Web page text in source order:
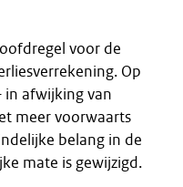
voor de
Op
in afwijking van
meer voorwaarts
belang in de
mate is gewijzigd.